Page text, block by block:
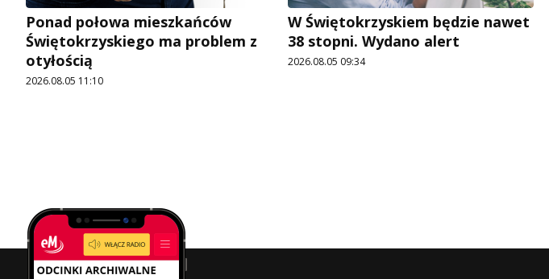
Ponad połowa mieszkańców
Świętokrzyskiego ma problem z
otyłością
2026.08.05 11:10
W Świętokrzyskiem będzie nawet
38 stopni. Wydano alert
2026.08.05 09:34